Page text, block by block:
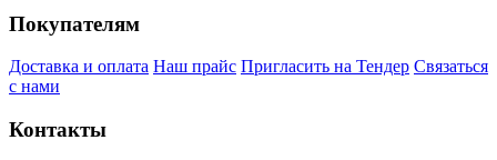
Покупателям
Доставка и оплата Наш прайс Пригласить на Тендер Связаться
с нами
Контакты